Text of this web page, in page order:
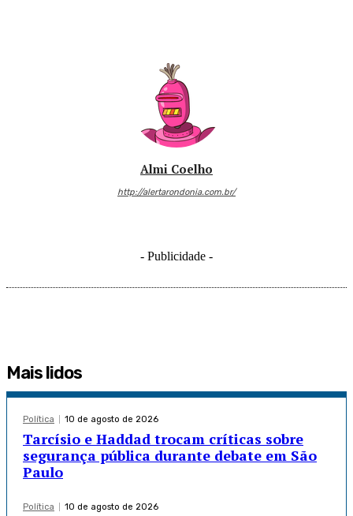
Almi Coelho
http://alertarondonia.com.br/
- Publicidade -
Mais lidos
Política 10 de agosto de 2026
Tarcísio e Haddad trocam críticas sobre
segurança pública durante debate em São
Paulo
Política 10 de agosto de 2026